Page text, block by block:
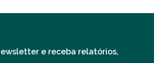
e receba relatórios,